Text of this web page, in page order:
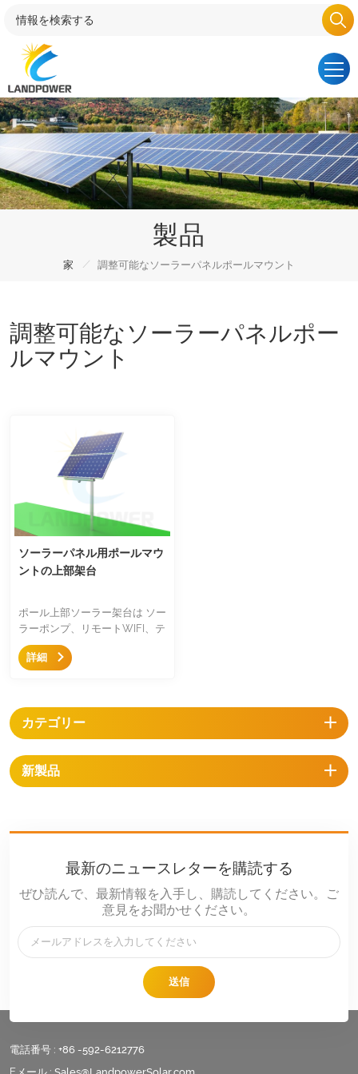
製品
家 / 調整可能なソーラーパネルポールマウント
調整可能なソーラーパネルポー
ルマウント
ソーラーパネル用ポールマウ
ントの上部架台
ポール上部ソーラー架台は ソー
ラーポンプ、リモートWIFI、テ
レコムステーション用に特別に
設計されており、単一の溶融亜
を備えています。
詳細
カテゴリー
新製品
最新のニュースレターを購読する
ぜひ読んで、最新情報を入手し、購読してください。ご
意見をお聞かせください。
送信
電話番号 : +86 -592-6212776